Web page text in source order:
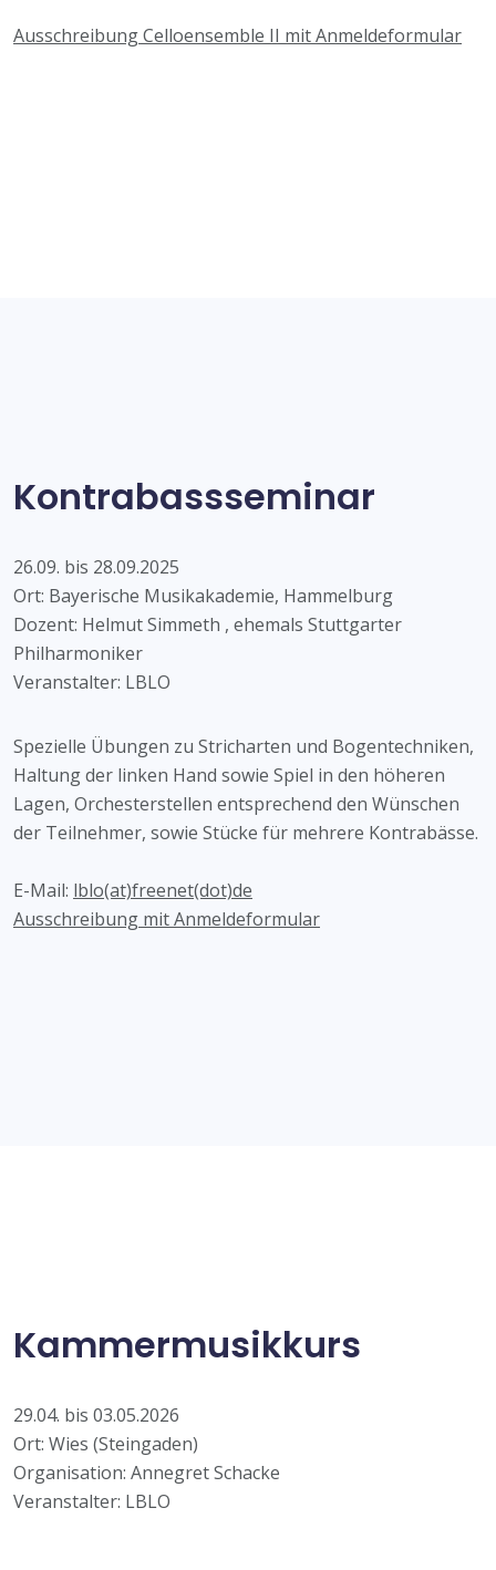
Ausschreibung Celloensemble II mit Anmeldeformular
Kontrabassseminar
26.09. bis 28.09.2025
Ort: Bayerische Musikakademie, Hammelburg
Dozent: Helmut Simmeth , ehemals Stuttgarter
Philharmoniker
Veranstalter: LBLO
Spezielle Übungen zu Stricharten und Bogentechniken,
Haltung der linken Hand sowie Spiel in den höheren
Lagen, Orchesterstellen entsprechend den Wünschen
der Teilnehmer, sowie Stücke für mehrere Kontrabässe.
E-Mail: lblo(at)freenet(dot)de
Ausschreibung mit Anmeldeformular
Kammermusikkurs
29.04. bis 03.05.2026
Ort: Wies (Steingaden)
Organisation: Annegret Schacke
Veranstalter: LBLO